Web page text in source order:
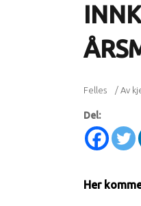
Felles Av
Del:
Her